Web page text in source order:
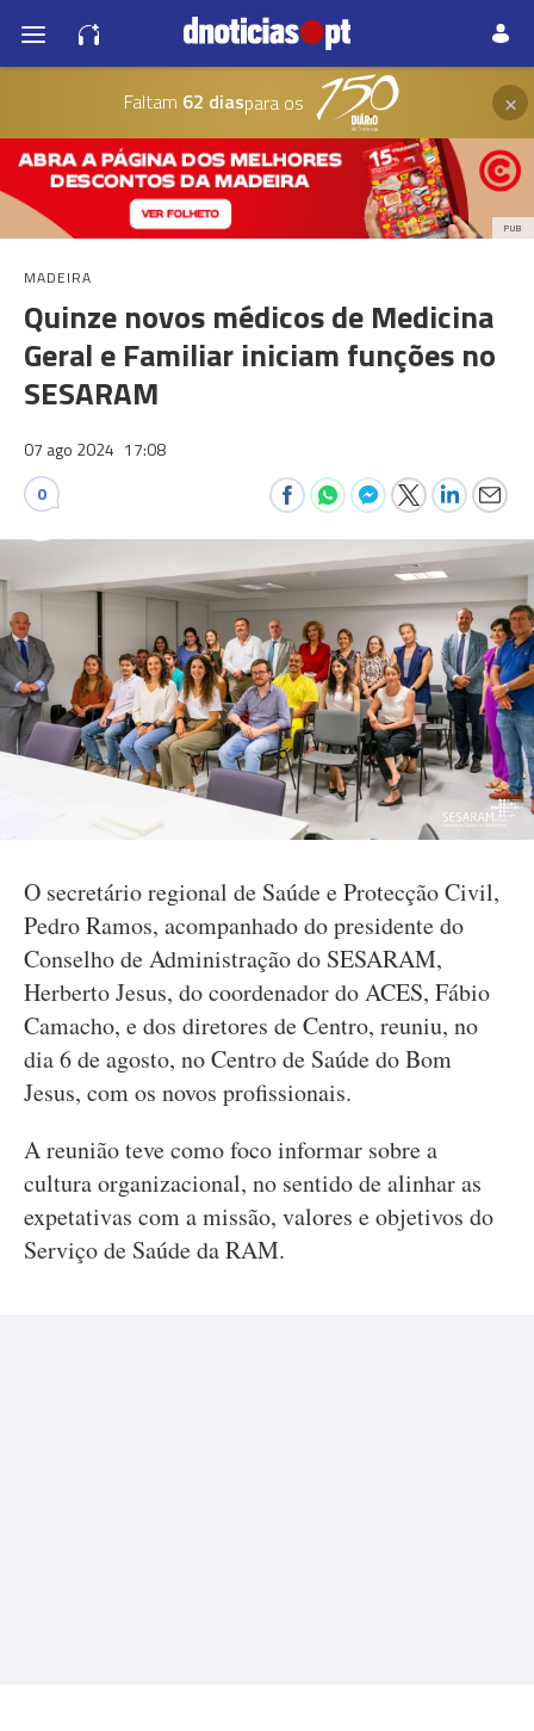
Faltam 62 diaspara os ×
PUB
MADEIRA
Quinze novos médicos de Medicina
Geral e Familiar iniciam funções no
SESARAM
07 ago 2024 17:08
0
O secretário regional de Saúde e Protecção Civil,
Pedro Ramos, acompanhado do presidente do
Conselho de Administração do SESARAM,
Herberto Jesus, do coordenador do ACES, Fábio
Camacho, e dos diretores de Centro, reuniu, no
dia 6 de agosto, no Centro de Saúde do Bom
Jesus, com os novos profissionais.
A reunião teve como foco informar sobre a
cultura organizacional, no sentido de alinhar as
expetativas com a missão, valores e objetivos do
Serviço de Saúde da RAM.